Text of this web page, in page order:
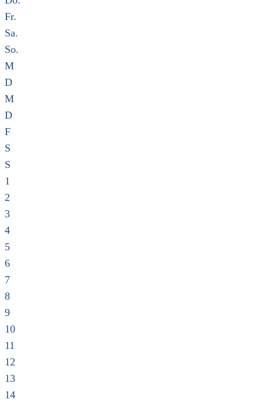
Fr.
Sa.
So.
M
D
M
D
F
S
S
1
2
3
4
5
6
7
8
9
10
11
12
13
14